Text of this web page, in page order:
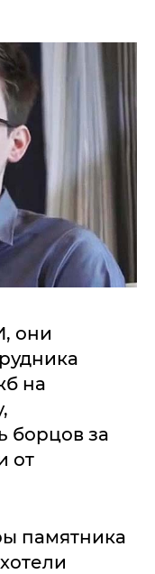
они
на
борцов за
от
памятника